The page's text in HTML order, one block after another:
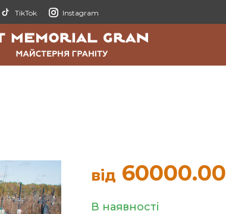
TikTok Instagram
від 60000.00
В наявності